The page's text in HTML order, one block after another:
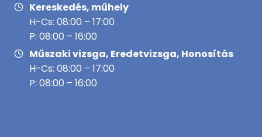
Kereskedés, műhely
H-Cs: 08:00 – 17:00
P: 08:00 – 16:00
Műszaki vizsga, Eredetvizsga, Honosítás
H-Cs: 08:00 – 17:00
P: 08:00 – 16:00